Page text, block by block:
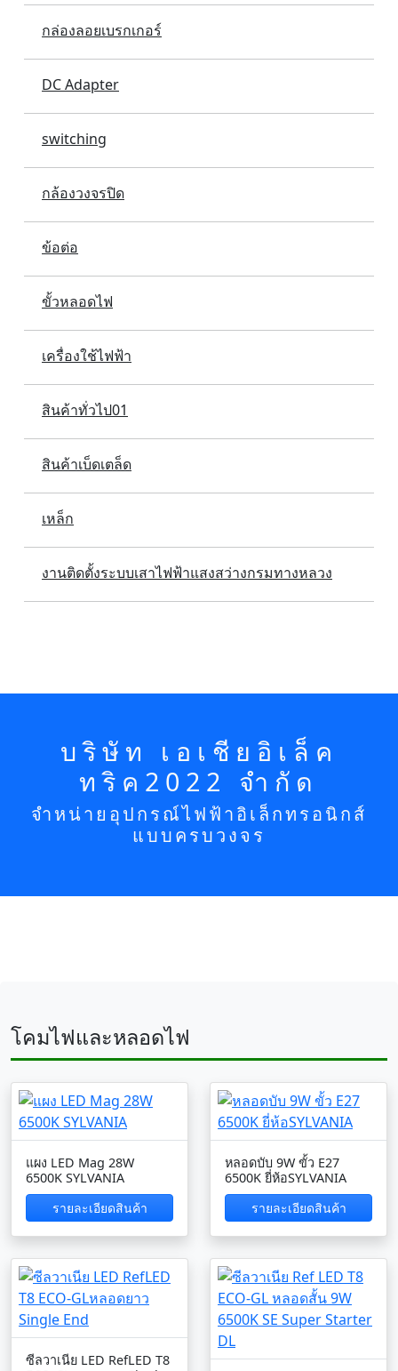
กล่องลอยเบรกเกอร์
DC Adapter
switching
กล้องวงจรปิด
ข้อต่อ
ขั้วหลอดไฟ
เครื่องใช้ไฟฟ้า
สินค้าทั่วไป01
สินค้าเบ็ดเตล็ด
เหล็ก
งานติดตั้งระบบเสาไฟฟ้าแสงสว่างกรมทางหลวง
บริษัท เอเชียอิเล็ค
ทริค2022 จำกัด
จำหน่ายอุปกรณ์ไฟฟ้าอิเล็กทรอนิกส์
แบบครบวงจร
โคมไฟและหลอดไฟ
แผง LED Mag 28W
6500K SYLVANIA
รายละเอียดสินค้า
หลอดบับ 9W ขั้ว E27
6500K ยี่ห้อSYLVANIA
รายละเอียดสินค้า
ซีลวาเนีย LED RefLED T8